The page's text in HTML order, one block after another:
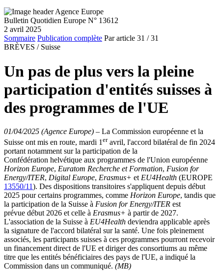
Bulletin Quotidien Europe N° 13612
2 avril 2025
Sommaire Publication complète Par article 31 / 31
BRÈVES / Suisse
Un pas de plus vers la pleine
participation d'entités suisses à
des programmes de l'UE
01/04/2025 (Agence Europe) – La Commission européenne et la
Suisse ont mis en route, mardi 1 eravril, l'accord bilatéral de fin 2024
portant notamment sur la participation de la
Confédération helvétique aux programmes de l'Union européenne
Horizon Europe, Euratom Recherche et Formation, Fusion for
Energy/ITER, Digital Europe, Erasmus+ et EU4Health (EUROPE
13550/11). Des dispositions transitoires s'appliquent depuis début
2025 pour certains programmes, comme Horizon Europe, tandis que
la participation de la Suisse à Fusion for Energy/ITER est
prévue début 2026 et celle à Erasmus+ à partir de 2027.
L'association de la Suisse à EU4Health deviendra applicable après
la signature de l'accord bilatéral sur la santé. Une fois pleinement
associés, les participants suisses à ces programmes pourront recevoir
un financement direct de l'UE et diriger des consortiums au même
titre que les entités bénéficiaires des pays de l'UE, a indiqué la
Commission dans un communiqué. (MB)